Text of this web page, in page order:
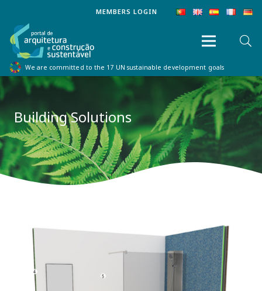
MEMBERS LOGIN
We are committed to the 17 UN sustainable development goals
Building Solutions